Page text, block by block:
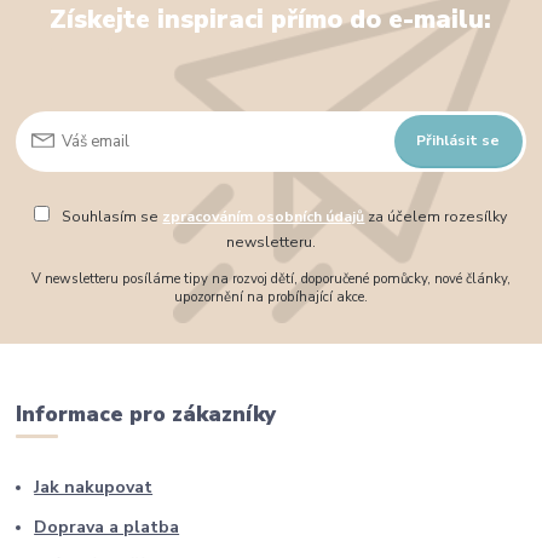
Získejte inspiraci přímo do e-mailu:
Přihlásit se
Souhlasím se zpracováním osobních údajůza účelem rozesílky
newsletteru.
V newsletteru posíláme tipy na rozvoj dětí, doporučené pomůcky, nové články,
upozornění na probíhající akce.
Informace pro zákazníky
Jak nakupovat
Doprava a platba